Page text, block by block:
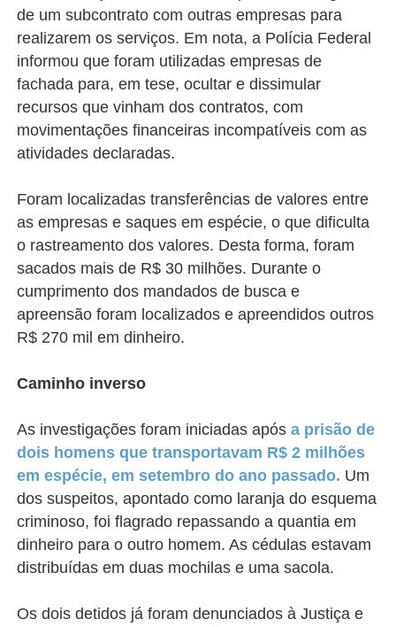
de um subcontrato com outras empresas para
realizarem os serviços. Em nota, a Polícia Federal
informou que foram utilizadas empresas de
fachada para, em tese, ocultar e dissimular
recursos que vinham dos contratos, com
movimentações financeiras incompatíveis com as
atividades declaradas.
Foram localizadas transferências de valores entre
as empresas e saques em espécie, o que dificulta
o rastreamento dos valores. Desta forma, foram
sacados mais de R$ 30 milhões. Durante o
cumprimento dos mandados de busca e
apreensão foram localizados e apreendidos outros
R$ 270 mil em dinheiro.
Caminho inverso
As investigações foram iniciadas apósa prisão de
dois homens que transportavam R$ 2 milhões
em espécie, em setembro do ano passado. Um
dos suspeitos, apontado como laranja do esquema
criminoso, foi flagrado repassando a quantia em
dinheiro para o outro homem. As cédulas estavam
distribuídas em duas mochilas e uma sacola.
Os dois detidos já foram denunciados à Justiça e